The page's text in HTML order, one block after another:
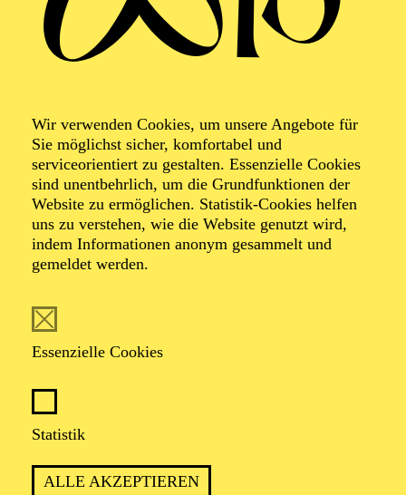
Wir verwenden Cookies, um unsere Angebote für
Sie möglichst sicher, komfortabel und
serviceorientiert zu gestalten. Essenzielle Cookies
sind unentbehrlich, um die Grundfunktionen der
Website zu ermöglichen. Statistik-Cookies helfen
uns zu verstehen, wie die Website genutzt wird,
indem Informationen anonym gesammelt und
gemeldet werden.
Essenzielle Cookies
Statistik
ALLE AKZEPTIEREN
Konzert für
Menschen mit
Behinderung
Werke von Alexis-Emmanuel Chabrier, Maurice Ravel,
Konzert ohne Pause